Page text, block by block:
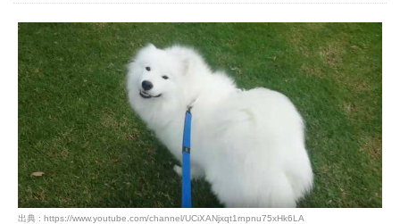
出典 : https://www.youtube.com/channel/UCiXANjxqt1rnpnu75xHk6LA